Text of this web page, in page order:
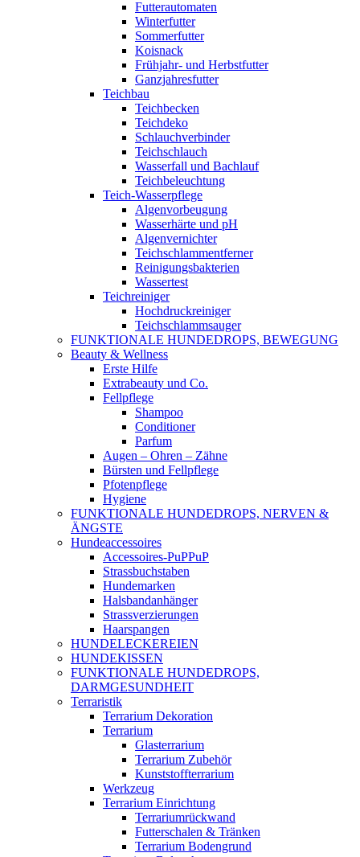
Futterautomaten
Winterfutter
Sommerfutter
Koisnack
Frühjahr- und Herbstfutter
Ganzjahresfutter
Teichbau
Teichbecken
Teichdeko
Schlauchverbinder
Teichschlauch
Wasserfall und Bachlauf
Teichbeleuchtung
Teich-Wasserpflege
Algenvorbeugung
Wasserhärte und pH
Algenvernichter
Teichschlammentferner
Reinigungsbakterien
Wassertest
Teichreiniger
Hochdruckreiniger
Teichschlammsauger
FUNKTIONALE HUNDEDROPS, BEWEGUNG
Beauty & Wellness
Erste Hilfe
Extrabeauty und Co.
Fellpflege
Shampoo
Conditioner
Parfum
Augen – Ohren – Zähne
Bürsten und Fellpflege
Pfotenpflege
Hygiene
FUNKTIONALE HUNDEDROPS, NERVEN &
ÄNGSTE
Hundeaccessoires
Accessoires-PuPPuP
Strassbuchstaben
Hundemarken
Halsbandanhänger
Strassverzierungen
Haarspangen
HUNDELECKEREIEN
HUNDEKISSEN
FUNKTIONALE HUNDEDROPS,
DARMGESUNDHEIT
Terraristik
Terrarium Dekoration
Terrarium
Glasterrarium
Terrarium Zubehör
Kunststoffterrarium
Werkzeug
Terrarium Einrichtung
Terrariumrückwand
Futterschalen & Tränken
Terrarium Bodengrund